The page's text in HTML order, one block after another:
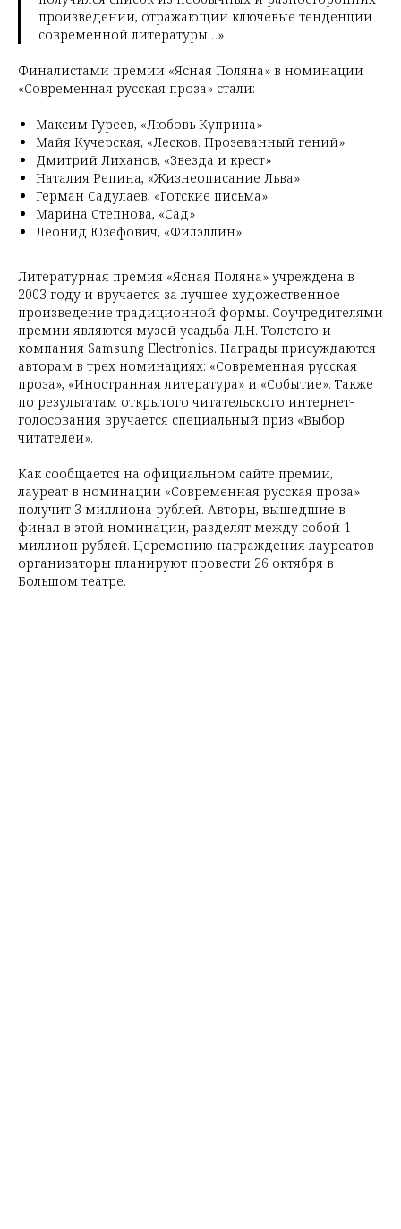
произведений, отражающий ключевые тенденции
современной литературы…»
Финалистами премии «Ясная Поляна» в номинации
«Современная русская проза» стали:
Максим Гуреев, «Любовь Куприна»
Майя Кучерская, «Лесков. Прозеванный гений»
Дмитрий Лиханов, «Звезда и крест»
Наталия Репина, «Жизнеописание Льва»
Герман Садулаев, «Готские письма»
Марина Степнова, «Сад»
Леонид Юзефович, «Филэллин»
Литературная премия «Ясная Поляна» учреждена в
2003 году и вручается за лучшее художественное
произведение традиционной формы. Соучредителями
премии являются музей-усадьба Л.Н. Толстого и
компания Samsung Electronics. Награды присуждаются
авторам в трех номинациях: «Современная русская
проза», «Иностранная литература» и «Событие». Также
по результатам открытого читательского интернет-
голосования вручается специальный приз «Выбор
читателей».
Как сообщается на официальном сайте премии,
лауреат в номинации «Современная русская проза»
получит 3 миллиона рублей. Авторы, вышедшие в
финал в этой номинации, разделят между собой 1
миллион рублей. Церемонию награждения лауреатов
организаторы планируют провести 26 октября в
Большом театре.